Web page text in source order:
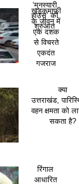
‘मुनस्यारी
हाउस’ की
शुरुआत
खड़कमाफी
के जीवन में
एक दशक
से विचरते
एकदंत
गजराज
क्या
उत्तराखंड,
वहन क्षमता को
सकता है?
रिंगाल
आधारित